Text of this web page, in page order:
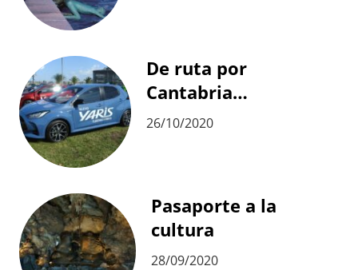
De ruta por
Cantabria…
26/10/2020
Pasaporte a la
cultura
28/09/2020